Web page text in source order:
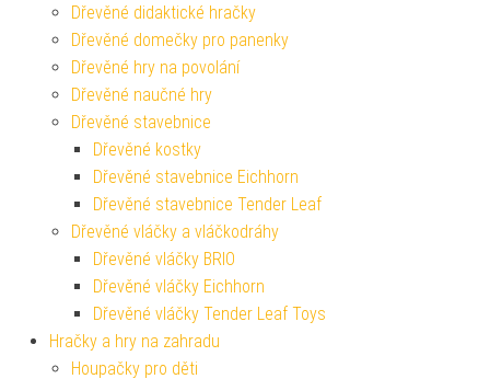
Dřevěné didaktické hračky
Dřevěné domečky pro panenky
Dřevěné hry na povolání
Dřevěné naučné hry
Dřevěné stavebnice
Dřevěné kostky
Dřevěné stavebnice Eichhorn
Dřevěné stavebnice Tender Leaf
Dřevěné vláčky a vláčkodráhy
Dřevěné vláčky BRIO
Dřevěné vláčky Eichhorn
Dřevěné vláčky Tender Leaf Toys
Hračky a hry na zahradu
Houpačky pro děti